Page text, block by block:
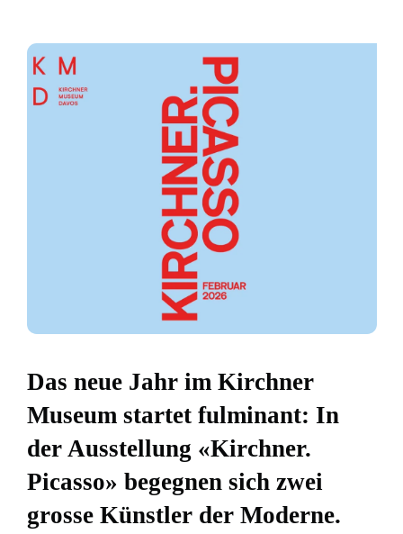
Das neue Jahr im Kirchner
Museum startet fulminant: In
der Ausstellung «Kirchner.
Picasso» begegnen sich zwei
grosse Künstler der Moderne.